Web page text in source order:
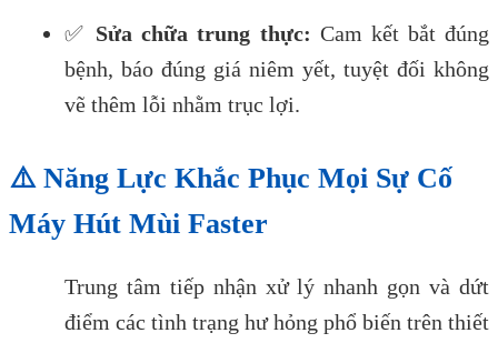
✅ Sửa chữa trung thực: Cam kết bắt đúng
bệnh, báo đúng giá niêm yết, tuyệt đối không
vẽ thêm lỗi nhằm trục lợi.
⚠️ Năng Lực Khắc Phục Mọi Sự Cố
Máy Hút Mùi Faster
Trung tâm tiếp nhận xử lý nhanh gọn và dứt
điểm các tình trạng hư hỏng phổ biến trên thiết